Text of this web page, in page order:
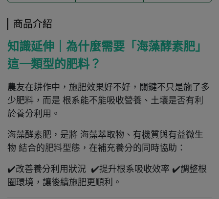
商品介紹
知識延伸｜為什麼需要「海藻酵素肥」
這一類型的肥料？
農友在耕作中，施肥效果好不好，關鍵不只是施了多
少肥料，而是 根系能不能吸收營養、土壤是否有利
於養分利用。
海藻酵素肥，是將 海藻萃取物、有機質與有益微生
物 結合的肥料型態，在補充養分的同時協助：
✔️改善養分利用狀況 ✔️提升根系吸收效率 ✔️調整根
圈環境，讓後續施肥更順利。